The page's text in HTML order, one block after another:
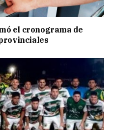
el cronograma de